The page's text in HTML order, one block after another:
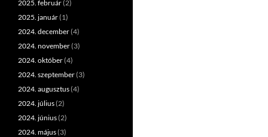
2025. február(2)
2025. január(1)
2024. december(4)
2024. november(3)
2024. október(4)
2024. szeptember(3)
2024. augusztus(4)
2024. július(2)
2024. június(2)
2024. május(3)